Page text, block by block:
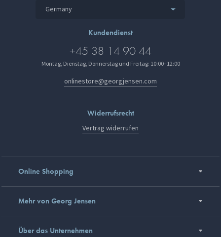
Germany
Kundendienst
+45 38 14 90 44
Montag, Dienstag, Donnerstag und Freitag: 10:00–12:00
onlinestore@georgjensen.com
Widerrufsrecht
Vertrag widerrufen
Online Shopping
Mehr von Georg Jensen
Über das Unternehmen